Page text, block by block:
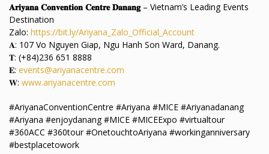
𝐀𝐫𝐢𝐲𝐚𝐧𝐚 𝐂𝐨𝐧𝐯𝐞𝐧𝐭𝐢𝐨𝐧 𝐂𝐞𝐧𝐭𝐫𝐞 𝐃𝐚𝐧𝐚𝐧𝐠– Vietnam’s Leading Events
Destination
Zalo: https://bit.ly/Ariyana_Zalo_Official_Account
𝐀: 107 Vo Nguyen Giap, Ngu Hanh Son Ward, Danang.
𝐓: (+84)236 651 8888
𝐄: events@ariyanacentre.com
𝐖: www.ariyanacentre.com
#AriyanaConventionCentre #Ariyana #MICE #Ariyanadanang
#Ariyana #enjoydanang #MICE #MICEExpo #virtualtour
#360ACC #360tour #OnetouchtoAriyana #workinganniversary
#bestplacetowork